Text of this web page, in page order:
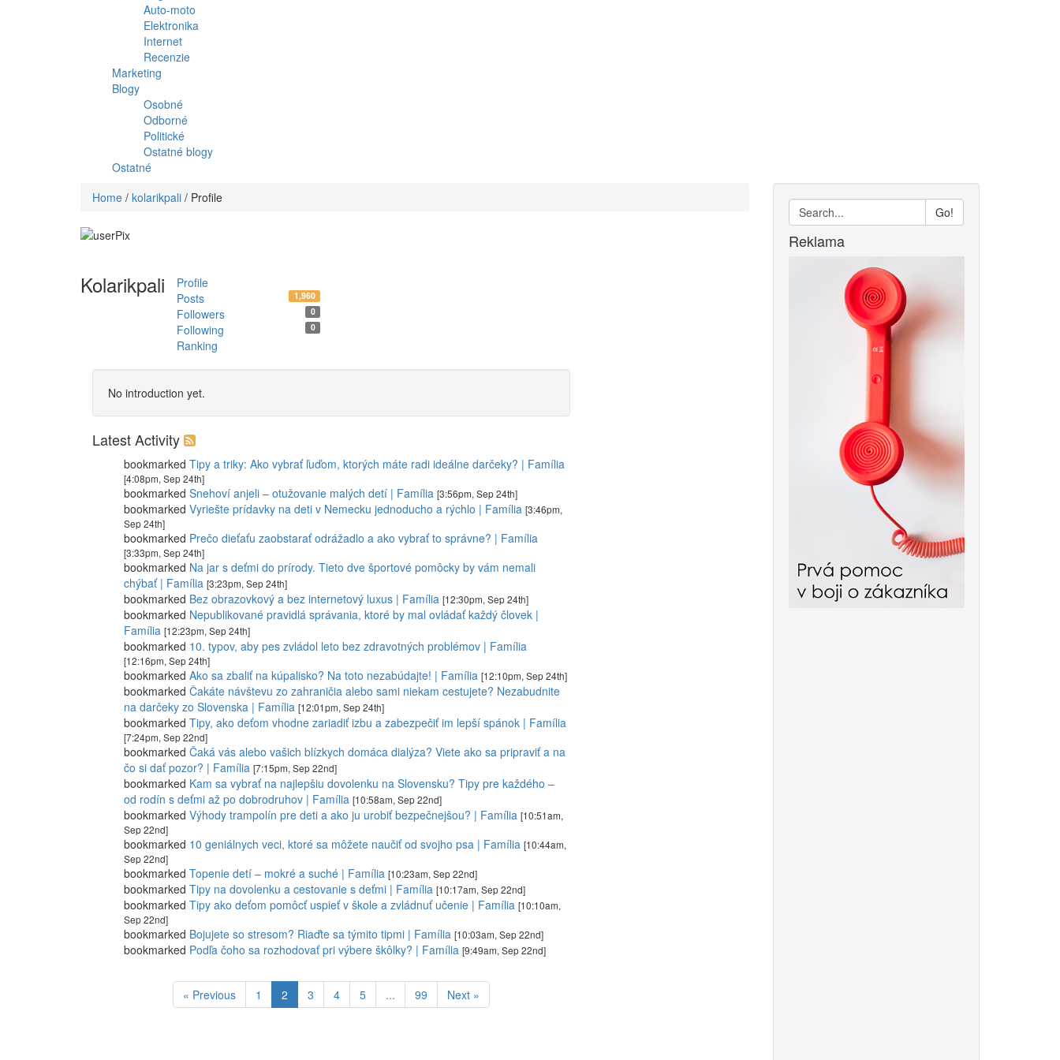
Auto-moto
Elektronika
Internet
Recenzie
Marketing
Blogy
Osobné
Odborné
Politické
Ostatné blogy
Ostatné
Home / kolarikpali / Profile
Kolarikpali
Profile
Posts
1,960
Followers 0
Following 0
Ranking
No introduction yet.
Latest Activity
bookmarked Tipy a triky: Ako vybrať ľuďom, ktorých máte radi ideálne darčeky? | Família
[4:08pm, Sep 24th]
bookmarked Snehoví anjeli – otužovanie malých detí | Família [3:56pm, Sep 24th]
bookmarked Vyriešte prídavky na deti v Nemecku jednoducho a rýchlo | Família [3:46pm,
Sep 24th]
bookmarked Prečo dieťaťu zaobstarať odrážadlo a ako vybrať to správne? | Família
[3:33pm, Sep 24th]
bookmarked Na jar s deťmi do prírody. Tieto dve športové pomôcky by vám nemali
chýbať | Família [3:23pm, Sep 24th]
bookmarked Bez obrazovkový a bez internetový luxus | Família [12:30pm, Sep 24th]
bookmarked Nepublikované pravidlá správania, ktoré by mal ovládať každý človek |
Família [12:23pm, Sep 24th]
bookmarked 10. typov, aby pes zvládol leto bez zdravotných problémov | Família
[12:16pm, Sep 24th]
bookmarked Ako sa zbaliť na kúpalisko? Na toto nezabúdajte! | Família [12:10pm, Sep 24th]
bookmarked Čakáte návštevu zo zahraničia alebo sami niekam cestujete? Nezabudnite
na darčeky zo Slovenska | Família [12:01pm, Sep 24th]
bookmarked Tipy, ako deťom vhodne zariadiť izbu a zabezpečiť im lepší spánok | Família
[7:24pm, Sep 22nd]
bookmarked Čaká vás alebo vašich blízkych domáca dialýza? Viete ako sa pripraviť a na
čo si dať pozor? | Família [7:15pm, Sep 22nd]
bookmarked Kam sa vybrať na najlepšiu dovolenku na Slovensku? Tipy pre každého –
od rodín s deťmi až po dobrodruhov | Família [10:58am, Sep 22nd]
bookmarked Výhody trampolín pre deti a ako ju urobiť bezpečnejšou? | Família [10:51am,
Sep 22nd]
bookmarked 10 geniálnych veci, ktoré sa môžete naučiť od svojho psa | Família [10:44am,
Sep 22nd]
bookmarked Topenie detí – mokré a suché | Família [10:23am, Sep 22nd]
bookmarked Tipy na dovolenku a cestovanie s deťmi | Família [10:17am, Sep 22nd]
bookmarked Tipy ako deťom pomôcť uspieť v škole a zvládnuť učenie | Família [10:10am,
Sep 22nd]
bookmarked Bojujete so stresom? Riaďte sa týmito tipmi | Família [10:03am, Sep 22nd]
bookmarked Podľa čoho sa rozhodovať pri výbere škôlky? | Família [9:49am, Sep 22nd]
« Previous 1 2 3 4 5 ... 99 Next »
Go!
Reklama